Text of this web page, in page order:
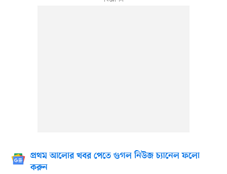
প্রথম আলোর খবর পেতে গুগল নিউজ চ্যানেল ফলো
করুন